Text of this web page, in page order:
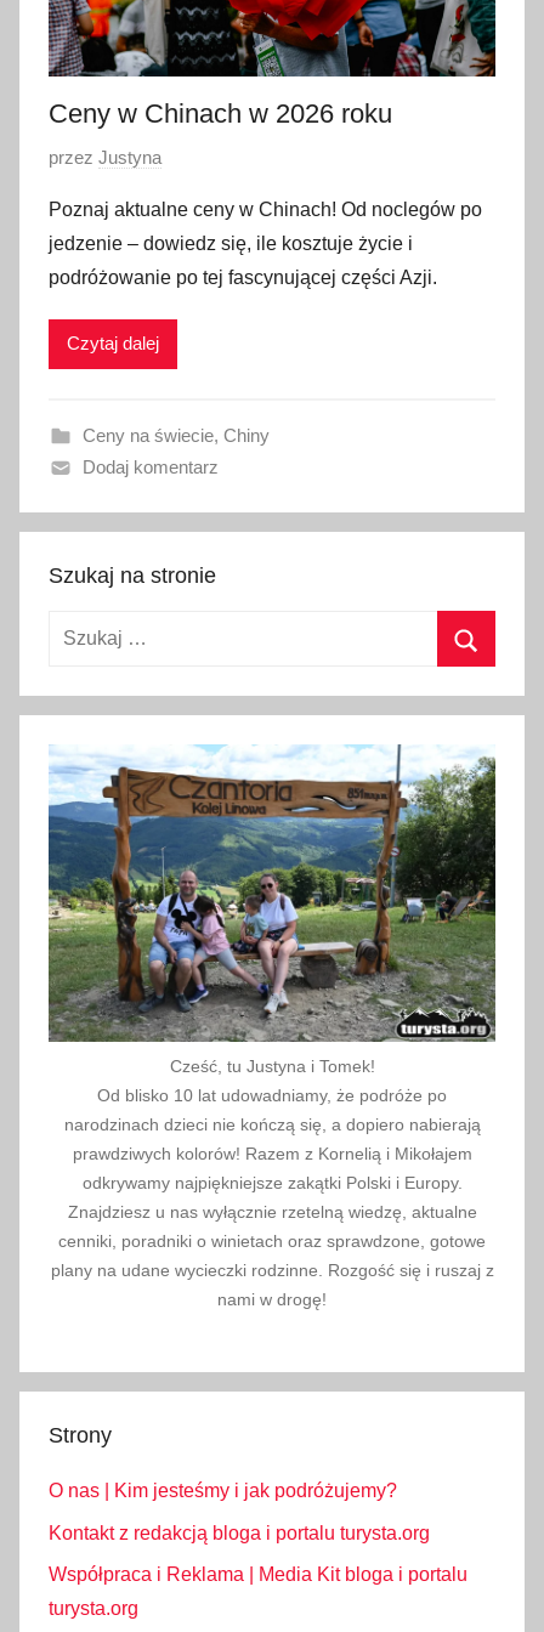
Ceny w Chinach w 2026 roku
O
u
b
l
i
a
n
1
9
e
n
i
a
0
2
4
przez Justyna
Poznaj aktualne ceny w Chinach! Od noclegów po
jedzenie – dowiedz się, ile kosztuje życie i
podróżowanie po tej fascynującej części Azji.
Czytaj dalej
Ceny na świecie, Chiny
Dodaj komentarz
Szukaj na stronie
Szukaj:
Cześć, tu Justyna i Tomek!
Od blisko 10 lat udowadniamy, że podróże po
narodzinach dzieci nie kończą się, a dopiero nabierają
prawdziwych kolorów! Razem z Kornelią i Mikołajem
odkrywamy najpiękniejsze zakątki Polski i Europy.
Znajdziesz u nas wyłącznie rzetelną wiedzę, aktualne
cenniki, poradniki o winietach oraz sprawdzone, gotowe
plany na udane wycieczki rodzinne. Rozgość się i ruszaj z
nami w drogę!
Strony
O nas | Kim jesteśmy i jak podróżujemy?
Kontakt z redakcją bloga i portalu turysta.org
Współpraca i Reklama | Media Kit bloga i portalu
turysta.org